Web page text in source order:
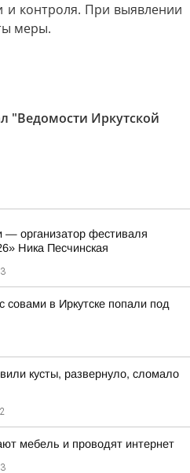
и контроля. При выявлении
меры.
"Ведомости Иркутской
— организатор фестиваля
Ника Песчинская
совами в Иркутске попали под
кусты, развернуло, сломало
мебель и проводят интернет